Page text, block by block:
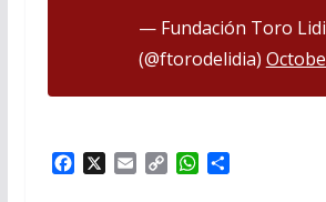
— Fundación Toro
(@ftorodelidia)
W